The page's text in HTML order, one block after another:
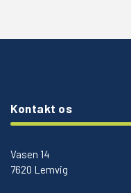
Kontakt os
Vasen 14
7620 Lemvig